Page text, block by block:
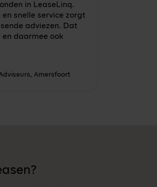
in LeaseLinq.
snelle service zorgt
adviezen. Dat
en daarmee ook
Amersfoort